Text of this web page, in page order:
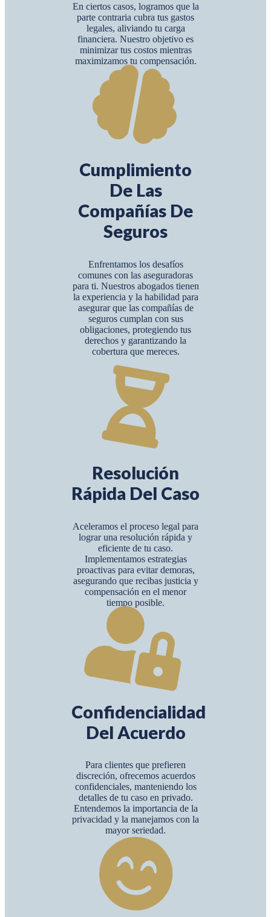
En ciertos casos, logramos que la
parte contraria cubra tus gastos
legales, aliviando tu carga
financiera. Nuestro objetivo es
minimizar tus costos mientras
maximizamos tu compensación.
Cumplimiento
De Las
Compañías De
Seguros
Enfrentamos los desafíos
comunes con las aseguradoras
para ti. Nuestros abogados tienen
la experiencia y la habilidad para
asegurar que las compañías de
seguros cumplan con sus
obligaciones, protegiendo tus
derechos y garantizando la
cobertura que mereces.
Resolución
Rápida Del Caso
Aceleramos el proceso legal para
lograr una resolución rápida y
eficiente de tu caso.
Implementamos estrategias
proactivas para evitar demoras,
asegurando que recibas justicia y
compensación en el menor
tiempo posible.
Confidencialidad
Del Acuerdo
Para clientes que prefieren
discreción, ofrecemos acuerdos
confidenciales, manteniendo los
detalles de tu caso en privado.
Entendemos la importancia de la
privacidad y la manejamos con la
mayor seriedad.